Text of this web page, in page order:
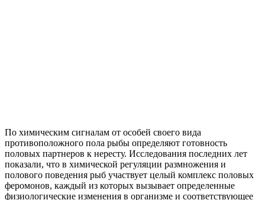
По химическим сигналам от особей своего вида
противоположного пола рыбы определяют готовность
половых партнеров к нересту. Исследования последних лет
показали, что в химической регуляции размножения и
полового поведения рыб участвует целый комплекс половых
феромонов, каждый из которых вызывает определенные
физиологические изменения в организме и соответствующее